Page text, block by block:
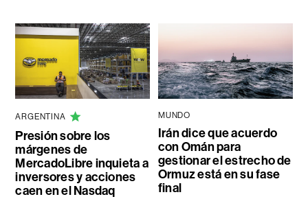
ARGENTINA
Presión sobre los
márgenes de
MercadoLibre inquieta a
inversores y acciones
caen en el Nasdaq
MUNDO
Irán dice que acuerdo
con Omán para
gestionar el estrecho de
Ormuz está en su fase
final